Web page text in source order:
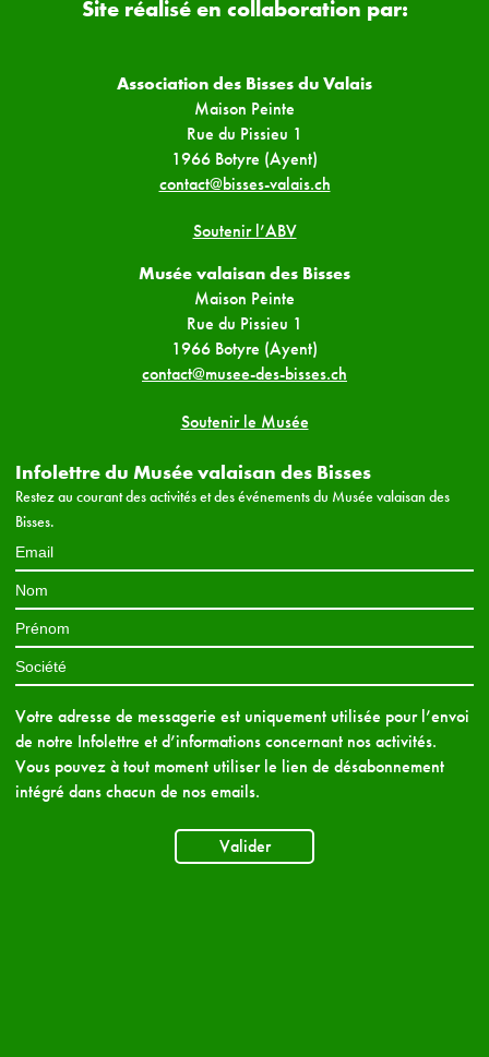
Site réalisé en collaboration par:
Association des Bisses du Valais
Maison Peinte
Rue du Pissieu 1
1966 Botyre (Ayent)
contact@bisses-valais.ch
Soutenir l’ABV
Musée valaisan des Bisses
Maison Peinte
Rue du Pissieu 1
1966 Botyre (Ayent)
contact@musee-des-bisses.ch
Soutenir le Musée
Infolettre du Musée valaisan des Bisses
Restez au courant des activités et des événements du Musée valaisan des
Bisses.
Votre adresse de messagerie est uniquement utilisée pour l’envoi
de notre Infolettre et d’informations concernant nos activités.
Vous pouvez à tout moment utiliser le lien de désabonnement
intégré dans chacun de nos emails.